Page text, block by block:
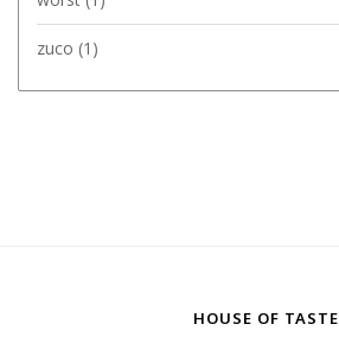
zuco (1)
HOUSE OF TASTE